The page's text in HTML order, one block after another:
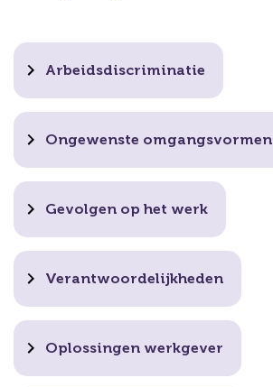
Arbeidsdiscriminatie
Ongewenste omgangsvormen
Gevolgen op het werk
Verantwoordelijkheden
Oplossingen werkgever